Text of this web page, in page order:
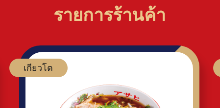
รายการร้านค้า
เกียวโต